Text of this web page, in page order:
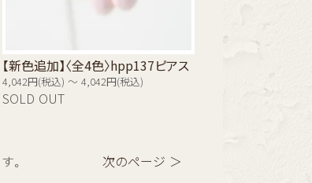
【新色追加】〈全4色〉hpp137ピアス
4,042円(税込) ～ 4,042円(税込)
SOLD OUT
。 次のページ ＞